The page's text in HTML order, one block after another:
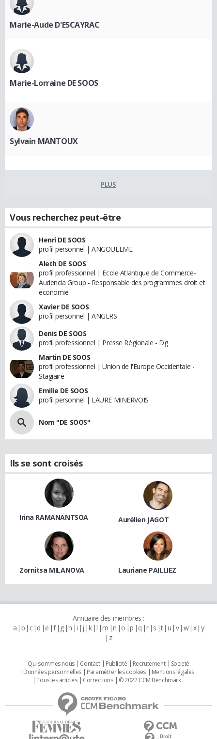
Marie-Aude D'ESCAYRAC
Marie-Lorraine DE SOOS
Sylvain MANTOUX
PLUS
Vous recherchez peut-être
Henri DE SOOS
profil personnel | ANGOULEME
Aleth DE SOOS
profil professionnel | Ecole Atlantique de Commerce-
Audencia Group - Responsable des programmes droit et
economie
Xavier DE SOOS
profil personnel | ANGERS
Denis DE SOOS
profil professionnel | Presse Régionale - Dg
Martin DE SOOS
profil professionnel | Union de l'Europe Occidentale -
Stagiaire
Emilie DE SOOS
profil personnel | LAURE MINERVOIS
Nom "DE SOOS"
Ils se sont croisés
Irina RAMANANTSOA Aurélien JAGOT
Zornitsa MILANOVA Lauriane PAILLIEZ
Annuaire des membres :
a b c d e f g h i j k l m n o p q r s t u v w x y
z
Qui sommes nous Contact Publicité Recrutement
Societé
Données personnelles
Paramétrer les cookies
Mentions légales
Tous les articles
Corrections © 2022 CCM Benchmark